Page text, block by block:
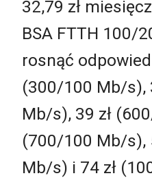
32,79 zł
BSA FTTH 100/
rosnąć
(300/100 Mb/s),
Mb/s), 39 zł
(700/100 Mb/s),
Mb/s) i 74 zł